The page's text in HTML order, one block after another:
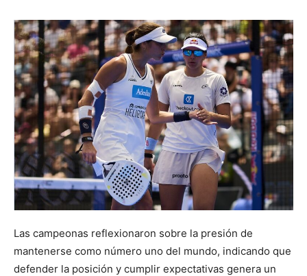
Las campeonas reflexionaron sobre la presión de
mantenerse como número uno del mundo, indicando que
defender la posición y cumplir expectativas genera un